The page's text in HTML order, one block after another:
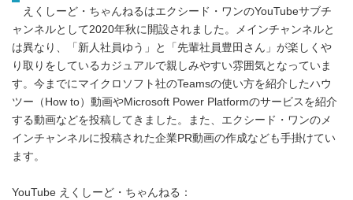
えくしーど・ちゃんねるはエクシード・ワンのYouTubeサブチ
ャンネルとして2020年秋に開設されました。メインチャンネルと
は異なり、「新人社員ゆう」と「先輩社員豊田さん」が楽しくや
り取りをしているカジュアルで親しみやすい雰囲気となっていま
す。今までにマイクロソフト社のTeamsの使い方を紹介したハウ
ツー（How to）動画やMicrosoft Power Platformのサービスを紹介
する動画などを投稿してきました。また、エクシード・ワンのメ
インチャンネルに投稿された企業PR動画の作成なども手掛けてい
ます。
YouTube えくしーど・ちゃんねる：